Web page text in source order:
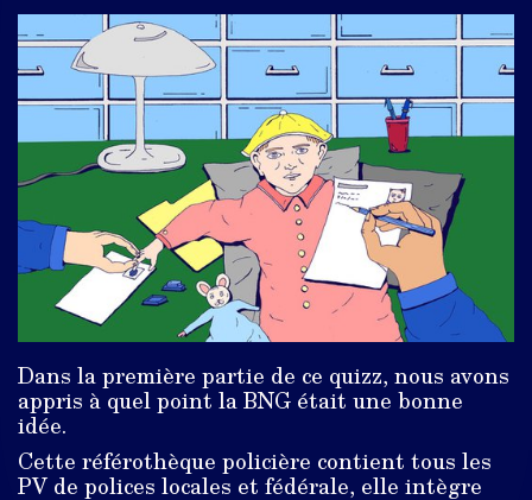
Dans la première partie de ce quizz, nous avons
appris à quel point la BNG était une bonne
idée.
Cette référothèque policière contient tous les
PV de polices locales et fédérale, elle intègre